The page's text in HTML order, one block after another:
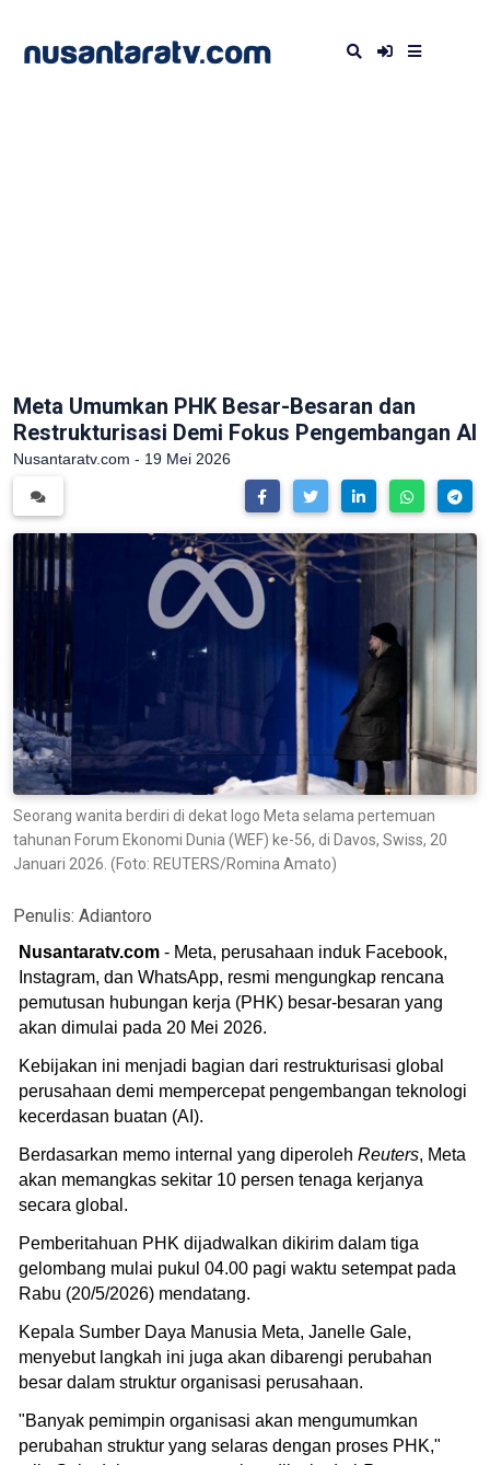
Meta Umumkan PHK Besar-Besaran dan
Restrukturisasi Demi Fokus Pengembangan AI
Nusantaratv.com - 19 Mei 2026
Seorang wanita berdiri di dekat logo Meta selama pertemuan
tahunan Forum Ekonomi Dunia (WEF) ke-56, di Davos, Swiss, 20
Januari 2026. (Foto: REUTERS/Romina Amato)
Penulis: Adiantoro
Nusantaratv.com - Meta, perusahaan induk Facebook,
Instagram, dan WhatsApp, resmi mengungkap rencana
pemutusan hubungan kerja (PHK) besar-besaran yang
akan dimulai pada 20 Mei 2026.
Kebijakan ini menjadi bagian dari restrukturisasi global
perusahaan demi mempercepat pengembangan teknologi
kecerdasan buatan (AI).
Berdasarkan memo internal yang diperoleh Reuters, Meta
akan memangkas sekitar 10 persen tenaga kerjanya
secara global.
Pemberitahuan PHK dijadwalkan dikirim dalam tiga
gelombang mulai pukul 04.00 pagi waktu setempat pada
Rabu (20/5/2026) mendatang.
Kepala Sumber Daya Manusia Meta, Janelle Gale,
menyebut langkah ini juga akan dibarengi perubahan
besar dalam struktur organisasi perusahaan.
"Banyak pemimpin organisasi akan mengumumkan
perubahan struktur yang selaras dengan proses PHK,"